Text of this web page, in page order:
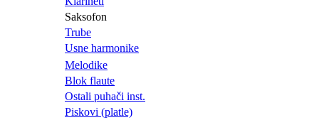
Saksofon
Trube
Usne harmonike
Melodike
Blok flaute
Ostali puhači inst.
Piskovi (platle)